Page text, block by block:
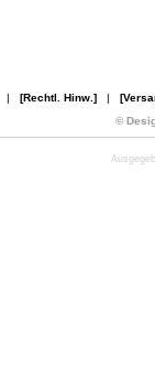
| [Rechtl. Hinw.] |
©